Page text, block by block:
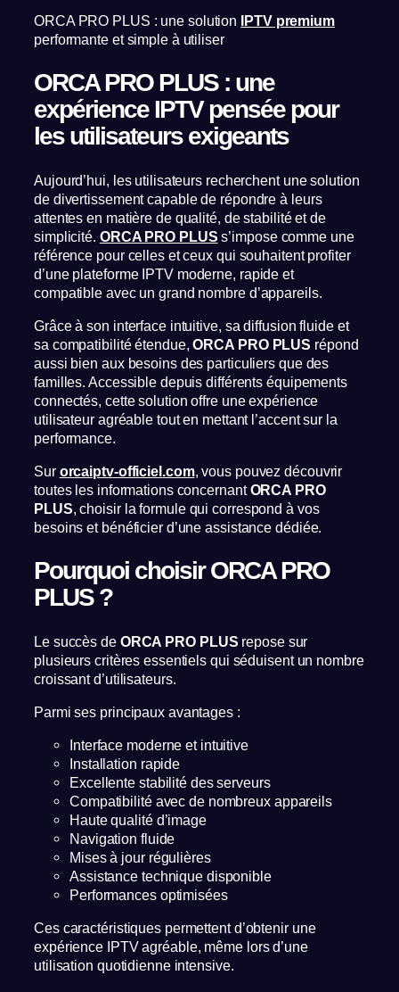
ORCA PRO PLUS : une solution IPTV premium
performante et simple à utiliser
ORCA PRO PLUS : une
expérience IPTV pensée pour
les utilisateurs exigeants
Aujourd’hui, les utilisateurs recherchent une solution
de divertissement capable de répondre à leurs
attentes en matière de qualité, de stabilité et de
simplicité. ORCA PRO PLUS s’impose comme une
référence pour celles et ceux qui souhaitent profiter
d’une plateforme IPTV moderne, rapide et
compatible avec un grand nombre d’appareils.
Grâce à son interface intuitive, sa diffusion fluide et
sa compatibilité étendue,ORCA PRO PLUS répond
aussi bien aux besoins des particuliers que des
familles. Accessible depuis différents équipements
connectés, cette solution offre une expérience
utilisateur agréable tout en mettant l’accent sur la
performance.
Sur orcaiptv-officiel.com, vous pouvez découvrir
toutes les informations concernantORCA PRO
PLUS, choisir la formule qui correspond à vos
besoins et bénéficier d’une assistance dédiée.
Pourquoi choisir ORCA PRO
PLUS ?
Le succès de ORCA PRO PLUS repose sur
plusieurs critères essentiels qui séduisent un nombre
croissant d’utilisateurs.
Parmi ses principaux avantages :
Interface moderne et intuitive
Installation rapide
Excellente stabilité des serveurs
Compatibilité avec de nombreux appareils
Haute qualité d’image
Navigation fluide
Mises à jour régulières
Assistance technique disponible
Performances optimisées
Ces caractéristiques permettent d’obtenir une
expérience IPTV agréable, même lors d’une
utilisation quotidienne intensive.